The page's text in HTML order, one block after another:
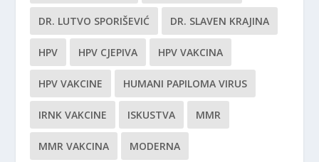
DR. LUTVO SPORIŠEVIĆ DR. SLAVEN KRAJINA
HPV HPV CJEPIVA HPV VAKCINA
HPV VAKCINE HUMANI PAPILOMA VIRUS
IRNK VAKCINE ISKUSTVA MMR
MMR VAKCINA MODERNA